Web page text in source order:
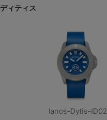
ディティス
Ianos-Dytis-ID02